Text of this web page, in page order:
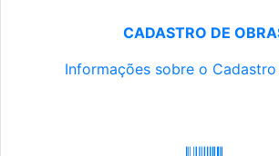
CADASTRO DE
Informações sobre o